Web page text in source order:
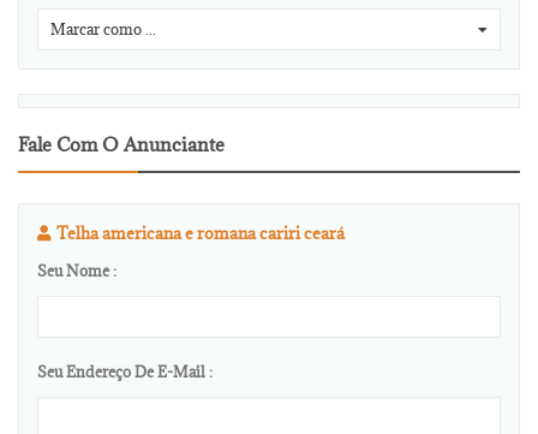
Marcar como ...
Fale Com O Anunciante
Telha americana e romana cariri ceará
Seu Nome :
Seu Endereço De E-Mail :